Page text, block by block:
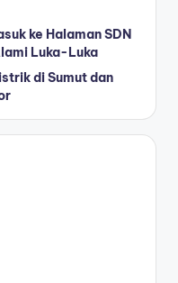
ke Halaman SDN
Luka-Luka
di Sumut dan